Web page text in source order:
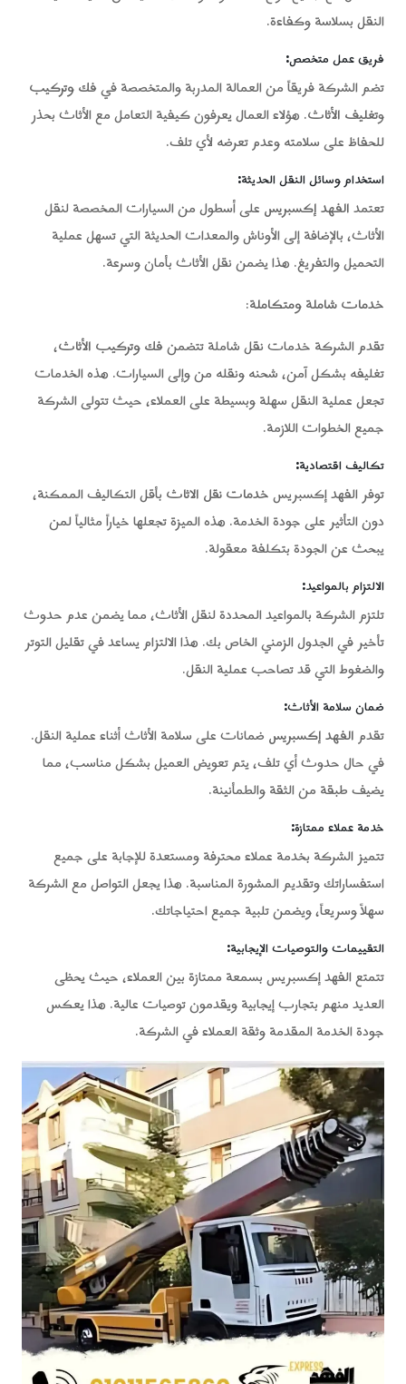
النقل بسلاسة وكفاءة.
فريق عمل متخصص:
تضم الشركة فريقاً من العمالة المدربة والمتخصصة فيفك وتركيب
وتغليف الأثاث. هؤلاء العمال يعرفون كيفية التعامل مع الأثاث بحذر
للحفاظ على سلامته وعدم تعرضه لأي تلف.
استخدام وسائل النقل الحديثة:
تعتمدالفهد إكسبريسعلى أسطول من السيارات المخصصة لنقل
الأثاث، بالإضافة إلى الأوناش والمعدات الحديثة التي تسهل عملية
التحميل والتفريغ. هذا يضمن نقل الأثاث بأمان وسرعة.
خدمات شاملة ومتكاملة:
تقدم الشركة خدمات نقل شاملة تتضمنفك وتركيب الأثاث،
تغليفه بشكل آمن، شحنه ونقله من وإلى السيارات. هذه الخدمات
تجعل عملية النقل سهلة وبسيطة على العملاء، حيث تتولى الشركة
جميع الخطوات اللازمة.
تكاليف اقتصادية:
توفر الفهد إكسبريسخدمات نقل الاثاثبأقل التكاليف الممكنة،
دون التأثير على جودة الخدمة. هذه الميزة تجعلها خياراً مثالياً لمن
يبحث عن الجودة بتكلفة معقولة.
الالتزام بالمواعيد:
تلتزم الشركة بالمواعيد المحددة لنقل الأثاث، مما يضمن عدم حدوث
تأخير في الجدول الزمني الخاص بك. هذا الالتزام يساعد في تقليل التوتر
والضغوط التي قد تصاحب عملية النقل.
ضمان سلامة الأثاث:
تقدمالفهد إكسبريسضمانات على سلامة الأثاث أثناء عملية النقل.
في حال حدوث أي تلف، يتم تعويض العميل بشكل مناسب، مما
يضيف طبقة من الثقة والطمأنينة.
خدمة عملاء ممتازة:
تتميز الشركة بخدمة عملاء محترفة ومستعدة للإجابة على جميع
استفساراتك وتقديم المشورة المناسبة. هذا يجعل التواصل مع الشركة
سهلاً وسريعاً، ويضمن تلبية جميع احتياجاتك.
التقييمات والتوصيات الإيجابية:
تتمتع الفهد إكسبريس بسمعة ممتازة بين العملاء، حيث يحظى
العديد منهم بتجارب إيجابية ويقدمون توصيات عالية. هذا يعكس
جودة الخدمة المقدمة وثقة العملاء في الشركة.